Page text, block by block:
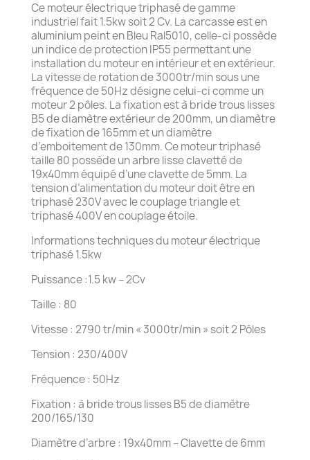
Ce moteur électrique triphasé de gamme
industriel fait 1.5kw soit 2 Cv. La carcasse est en
aluminium peint en Bleu Ral5010, celle-ci possède
un indice de protection IP55 permettant une
installation du moteur en intérieur et en extérieur.
La vitesse de rotation de 3000tr/min sous une
fréquence de 50Hz désigne celui-ci comme un
moteur 2 pôles. La fixation est à bride trous lisses
B5 de diamètre extérieur de 200mm, un diamètre
de fixation de 165mm et un diamètre
d’emboitement de 130mm. Ce moteur triphasé
taille 80 possède un arbre lisse clavetté de
19x40mm équipé d’une clavette de 5mm. La
tension d’alimentation du moteur doit être en
triphasé 230V avec le couplage triangle et
triphasé 400V en couplage étoile.
Informations techniques du moteur électrique
triphasé 1.5kw
Puissance :1.5 kw – 2Cv
Taille : 80
Vitesse : 2790 tr/min « 3000tr/min » soit 2 Pôles
Tension : 230/400V
Fréquence : 50Hz
Fixation : à bride trous lisses B5 de diamètre
200/165/130
Diamètre d’arbre : 19x40mm – Clavette de 6mm